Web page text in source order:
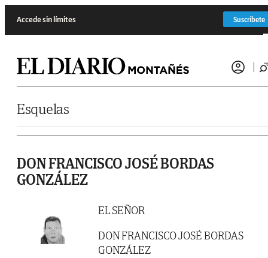
Accede sin límites Suscríbete
Esquelas
DON FRANCISCO JOSÉ BORDAS
GONZÁLEZ
EL SEÑOR
DON FRANCISCO JOSÉ BORDAS
GONZÁLEZ